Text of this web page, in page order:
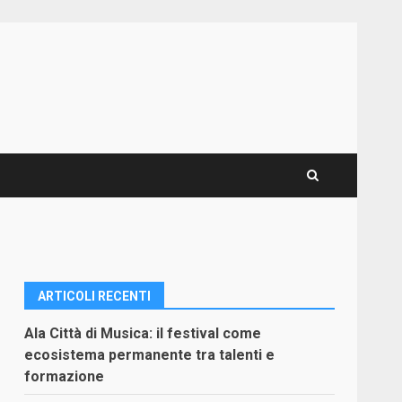
ARTICOLI RECENTI
Ala Città di Musica: il festival come
ecosistema permanente tra talenti e
formazione